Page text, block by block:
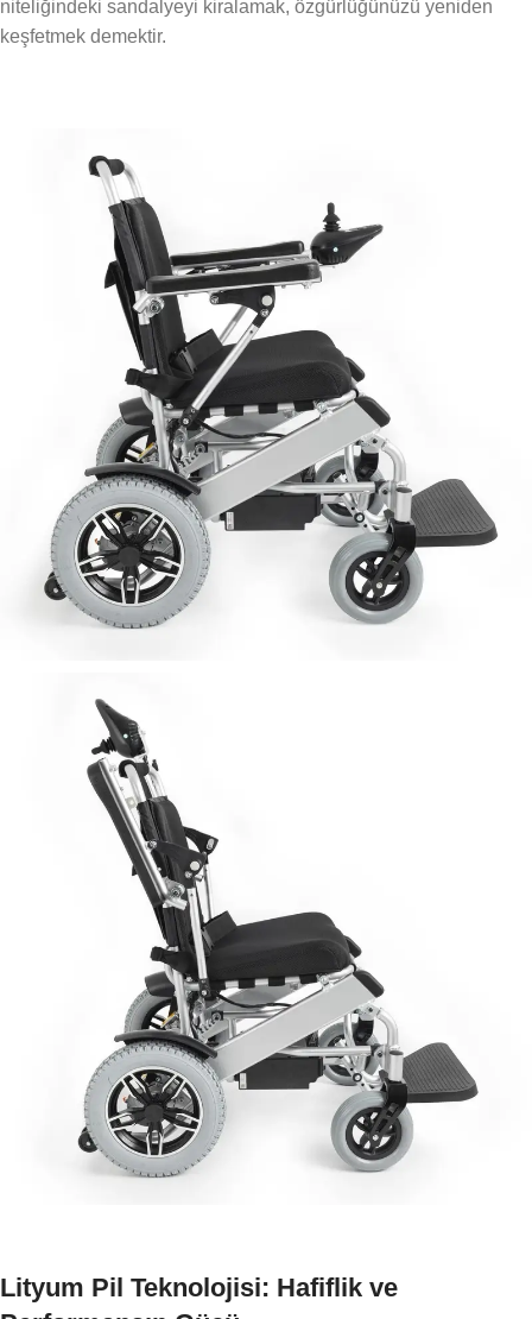
niteliğindeki sandalyeyi kiralamak, özgürlüğünüzü yeniden
keşfetmek demektir.
Lityum Pil Teknolojisi: Hafiflik ve